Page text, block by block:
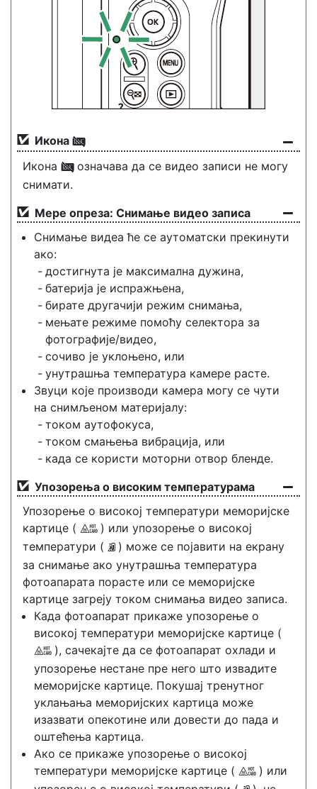
Икона 0
Икона 0 означава да се видео записи не могу
снимати.
Мере опреза: Снимање видео записа
Снимање видеа ће се аутоматски прекинути
ако:
достигнута је максимална дужина,
батерија је испражњена,
бирате другачији режим снимања,
мењате режиме помоћу селектора за
фотографије/видео,
сочиво је уклоњено, или
унутрашња температура камере расте.
Звуци које производи камера могу се чути
на снимљеном материјалу:
током аутофокуса,
током смањења вибрација, или
када се користи моторни отвор бленде.
Упозорења о високим температурама
Упозорење о високој температури меморијске
картице ( X ) или упозорење о високој
температури ( K ) може се појавити на екрану
за снимање ако унутрашња температура
фотоапарата порасте или се меморијске
картице загреју током снимања видео записа.
Када фотоапарат прикаже упозорење о
високој температури меморијске картице (
X ), сачекајте да се фотоапарат охлади и
упозорење нестане пре него што извадите
меморијске картице. Покушај тренутног
уклањања меморијских картица може
изазвати опекотине или довести до пада и
оштећења картица.
Ако се прикаже упозорење о високој
температури меморијске картице ( X ) или